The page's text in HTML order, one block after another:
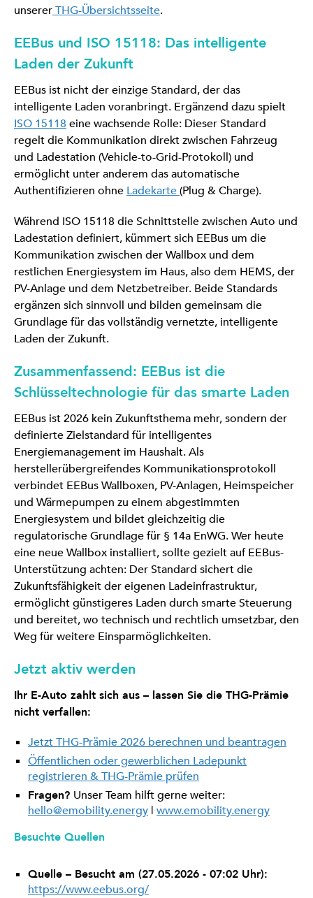
unsererTHG-Übersichtsseite.
EEBus und ISO 15118: Das intelligente
Laden der Zukunft
EEBus ist nicht der einzige Standard, der das
intelligente Laden voranbringt. Ergänzend dazu spielt
ISO 15118 eine wachsende Rolle: Dieser Standard
regelt die Kommunikation direkt zwischen Fahrzeug
und Ladestation (Vehicle-to-Grid-Protokoll) und
ermöglicht unter anderem das automatische
Authentifizieren ohne Ladekarte(Plug & Charge).
Während ISO 15118 die Schnittstelle zwischen Auto und
Ladestation definiert, kümmert sich EEBus um die
Kommunikation zwischen der Wallbox und dem
restlichen Energiesystem im Haus, also dem HEMS, der
PV-Anlage und dem Netzbetreiber. Beide Standards
ergänzen sich sinnvoll und bilden gemeinsam die
Grundlage für das vollständig vernetzte, intelligente
Laden der Zukunft.
Zusammenfassend: EEBus ist die
Schlüsseltechnologie für das smarte Laden
EEBus ist 2026 kein Zukunftsthema mehr, sondern der
definierte Zielstandard für intelligentes
Energiemanagement im Haushalt. Als
herstellerübergreifendes Kommunikationsprotokoll
verbindet EEBus Wallboxen, PV-Anlagen, Heimspeicher
und Wärmepumpen zu einem abgestimmten
Energiesystem und bildet gleichzeitig die
regulatorische Grundlage für § 14a EnWG. Wer heute
eine neue Wallbox installiert, sollte gezielt auf EEBus-
Unterstützung achten: Der Standard sichert die
Zukunftsfähigkeit der eigenen Ladeinfrastruktur,
ermöglicht günstigeres Laden durch smarte Steuerung
und bereitet, wo technisch und rechtlich umsetzbar, den
Weg für weitere Einsparmöglichkeiten.
Jetzt aktiv werden
Ihr E-Auto zahlt sich aus – lassen Sie die THG-Prämie
nicht verfallen:
Jetzt THG-Prämie 2026 berechnen und beantragen
Öffentlichen oder gewerblichen Ladepunkt
registrieren & THG-Prämie prüfen
Fragen? Unser Team hilft gerne weiter:
hello@emobility.energy | www.emobility.energy
Besuchte Quellen
Quelle – Besucht am (27.05.2026 - 07:02 Uhr):
https://www.eebus.org/